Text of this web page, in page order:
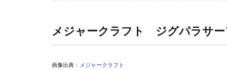
メジャークラフト ジグパラサ
画像出典： メジャークラフト